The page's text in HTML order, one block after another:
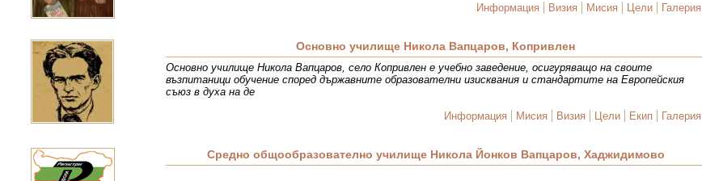
Информация
Визия Мисия Цели Галерия
Основно училище Никола Вапцаров, Копривлен
Основно училище Никола Вапцаров, село Копривлен е учебно заведение, осигуряващо на своите
възпитаници обучение според държавните образователни изисквания и стандартите на Европейския
съюз в духа на де
Информация
Мисия Визия Цели Екип Галерия
Средно общообразователно училище Никола Йонков Вапцаров, Хаджидимово